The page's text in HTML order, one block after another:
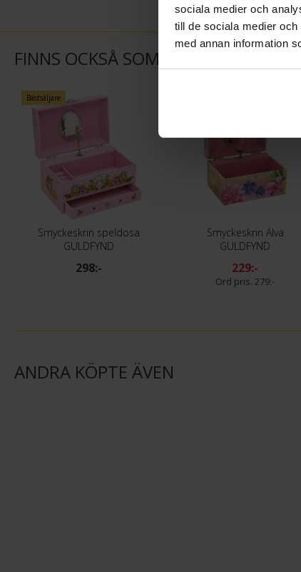
sociala medier och
till de sociala medier
med annan information
FINNS OCKSÅ SOM
Bästsäljare
Smyckeskrin speldosa
GULDFYND
298:-
Smyckeskrin Älva
GULDFYND
229:-
279:-
ANDRA KÖPTE ÄVEN